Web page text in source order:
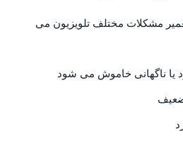
مشکلات مختلف تلویزیون می
یا ناگهانی خاموش می شود